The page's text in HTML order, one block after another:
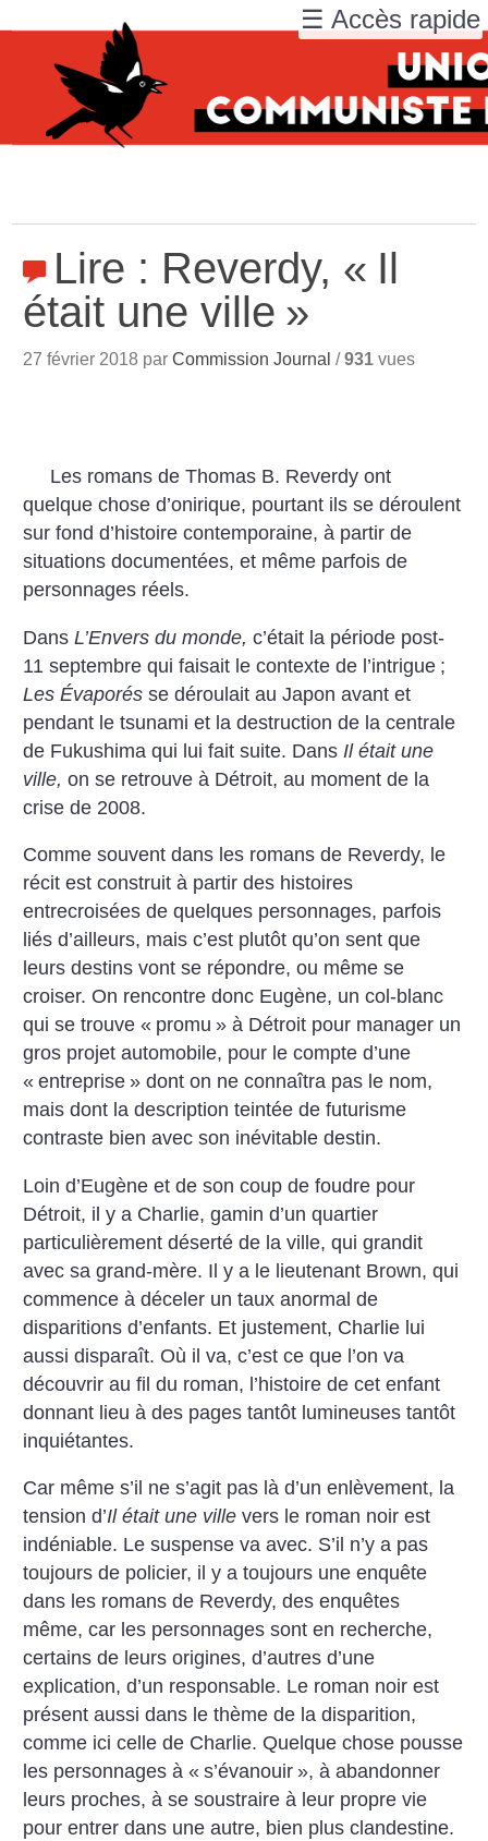
Lire : Reverdy, « Il
était une ville »
27 février 2018 parCommission Journal /931 vues
Les romans de Thomas B. Reverdy ont
quelque chose d’onirique, pourtant ils se déroulent
sur fond d’histoire contemporaine, à partir de
situations documentées, et même parfois de
personnages réels.
DansL’Envers du monde, c’était la période post-
11 septembre qui faisait le contexte de l’intrigue ;
Les Évaporés se déroulait au Japon avant et
pendant le tsunami et la destruction de la centrale
de Fukushima qui lui fait suite. Dans Il était une
ville, on se retrouve à Détroit, au moment de la
crise de 2008.
Comme souvent dans les romans de Reverdy, le
récit est construit à partir des histoires
entrecroisées de quelques personnages, parfois
liés d’ailleurs, mais c’est plutôt qu’on sent que
leurs destins vont se répondre, ou même se
croiser. On rencontre donc Eugène, un col-blanc
qui se trouve « promu » à Détroit pour manager un
gros projet automobile, pour le compte d’une
« entreprise » dont on ne connaîtra pas le nom,
mais dont la description teintée de futurisme
contraste bien avec son inévitable destin.
Loin d’Eugène et de son coup de foudre pour
Détroit, il y a Charlie, gamin d’un quartier
particulièrement déserté de la ville, qui grandit
avec sa grand-mère. Il y a le lieutenant Brown, qui
commence à déceler un taux anormal de
disparitions d’enfants. Et justement, Charlie lui
aussi disparaît. Où il va, c’est ce que l’on va
découvrir au fil du roman, l’histoire de cet enfant
donnant lieu à des pages tantôt lumineuses tantôt
inquiétantes.
Car même s’il ne s’agit pas là d’un enlèvement, la
tension d’Il était une ville vers le roman noir est
indéniable. Le suspense va avec. S’il n’y a pas
toujours de policier, il y a toujours une enquête
dans les romans de Reverdy, des enquêtes
même, car les personnages sont en recherche,
certains de leurs origines, d’autres d’une
explication, d’un responsable. Le roman noir est
présent aussi dans le thème de la disparition,
comme ici celle de Charlie. Quelque chose pousse
les personnages à « s’évanouir », à abandonner
leurs proches, à se soustraire à leur propre vie
pour entrer dans une autre, bien plus clandestine.
☰ Accès rapide